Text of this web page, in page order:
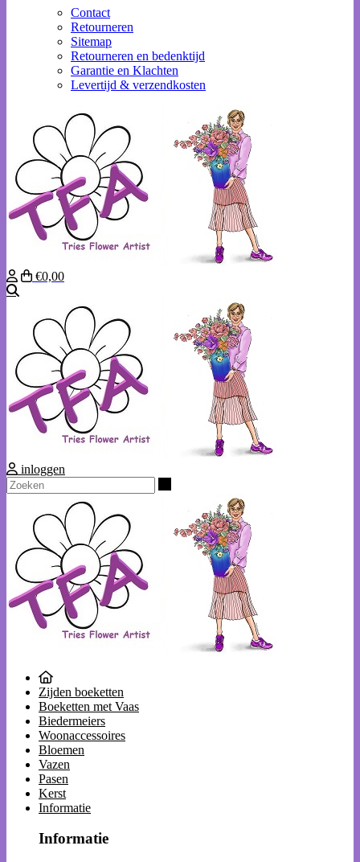
Contact
Retourneren
Sitemap
Retourneren en bedenktijd
Garantie en Klachten
Levertijd & verzendkosten
€0,00
inloggen
Zijden boeketten
Boeketten met Vaas
Biedermeiers
Woonaccessoires
Bloemen
Vazen
Pasen
Kerst
Informatie
Informatie